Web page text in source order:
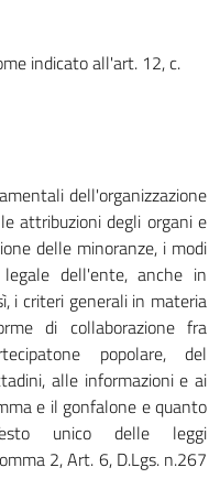
indicato all'art. 12, c.
dell'organizzazione
attribuzioni degli organi e
delle minoranze, i modi
dell'ente, anche in
i criteri generali in materia
di collaborazione fra
popolare, del
alle informazioni e ai
e il gonfalone e quanto
unico delle leggi
2, Art. 6, D.Lgs. n.267